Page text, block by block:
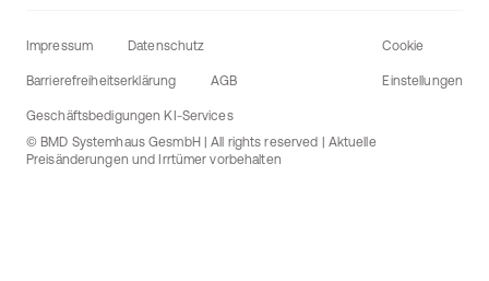
Impressum Datenschutz
Barrierefreiheitserklärung AGB
Geschäftsbedigungen KI-Services
Cookie
Einstellungen
© BMD Systemhaus GesmbH | All rights reserved | Aktuelle
Preisänderungen und Irrtümer vorbehalten